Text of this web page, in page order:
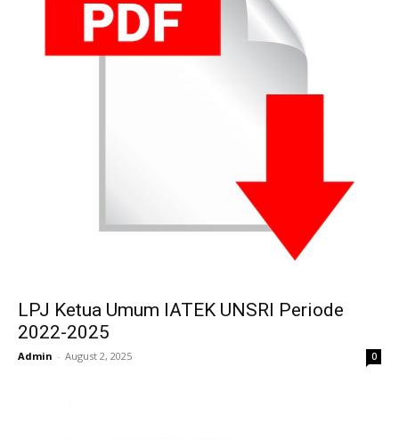
LPJ Ketua Umum IATEK UNSRI Periode
2022-2025
Admin - August 2, 2025 0